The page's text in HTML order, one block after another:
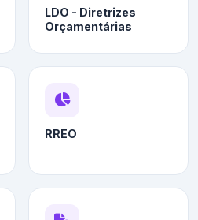
LDO - Diretrizes
Orçamentárias
RREO